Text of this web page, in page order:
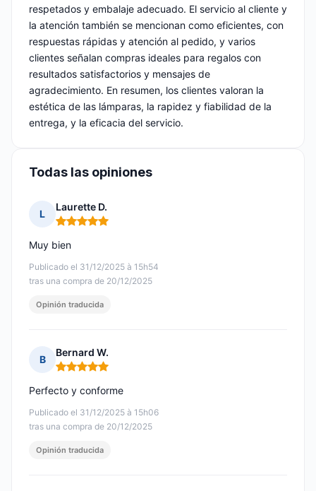
respetados y embalaje adecuado. El servicio al cliente y
la atención también se mencionan como eficientes, con
respuestas rápidas y atención al pedido, y varios
clientes señalan compras ideales para regalos con
resultados satisfactorios y mensajes de
agradecimiento. En resumen, los clientes valoran la
estética de las lámparas, la rapidez y fiabilidad de la
entrega, y la eficacia del servicio.
Todas las opiniones
L
Laurette D.
Nota: 5 de 5
Publicado el 31/12/2025 à 15h54
tras una compra de 20/12/2025
Muy bien
Opinión traducida
B
Bernard W.
Nota: 5 de 5
Publicado el 31/12/2025 à 15h06
tras una compra de 20/12/2025
Perfecto y conforme
Opinión traducida